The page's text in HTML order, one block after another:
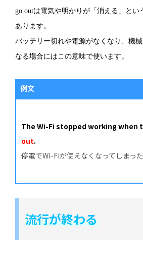
go outは電気や明かりが「消える」とい
あります。
バッテリー切れや電源がなくなり、機
なる場合にはこの意味で使います。
例文
The Wi-Fi stopped working when
out.
停電でWi-Fiが使えなくなってしまった
流行が終わる